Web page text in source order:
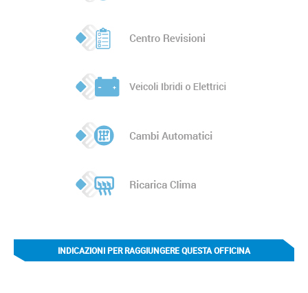
INDICAZIONI PER RAGGIUNGERE QUESTA OFFICINA